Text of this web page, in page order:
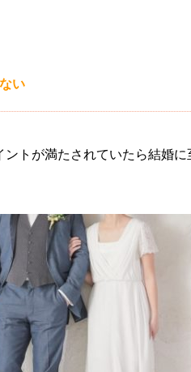
い
トが満たされていたら結婚に